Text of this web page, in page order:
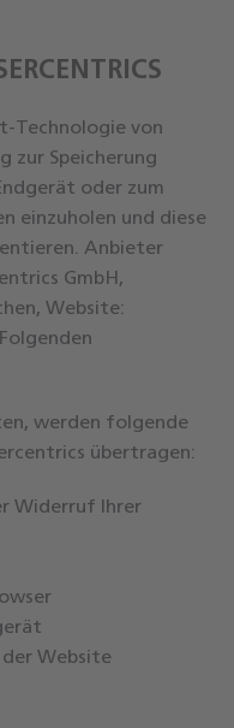
Technologie von
zur Speicherung
oder zum
einzuholen und diese
Anbieter
GmbH,
Website:
werden folgende
übertragen:
Widerruf Ihrer
Website